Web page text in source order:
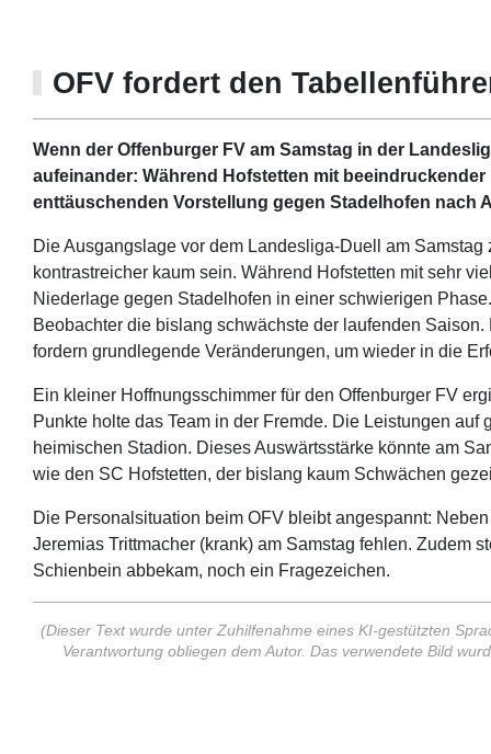
OFV fordert den
Wenn der Offenburger FV am Samstag in der
aufeinander: Während Hofstetten mit
enttäuschenden Vorstellung gegen Stadelhofen nach
Die Ausgangslage vor dem Landesliga-Duell am
kontrastreicher kaum sein. Während Hofstetten mit sehr
Niederlage gegen Stadelhofen in einer schwierigen
Beobachter die bislang schwächste der laufenden
fordern grundlegende Veränderungen, um wieder in die
Ein kleiner Hoffnungsschimmer für den Offenburger FV
Punkte holte das Team in der Fremde. Die Leistungen
heimischen Stadion. Dieses Auswärtsstärke könnte am
wie den SC Hofstetten, der bislang kaum Schwächen
Die Personalsituation beim OFV bleibt angespannt:
Jeremias Trittmacher (krank) am Samstag fehlen. Zudem
Schienbein abbekam, noch ein Fragezeichen.
(Dieser Text wurde unter Zuhilfenahme eines KI-gestützten
Verantwortung obliegen dem Autor. Das verwendete Bild